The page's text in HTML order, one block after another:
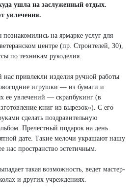
ушла на заслуженный отдых.
увлечения.
на ярмарке услуг для
центре (пр. Строителей, 30),
по техникам рукоделия.
нас привлекли изделия ручной работы
игрушки — из бумаги и
ее увлечений — скрапбукинг (в
книг из вырезок»). С его
сделать поздравительную
Прелестный подарок на день
дате. Такие мелочи украшают нашу
пространство эстетичным.
такая возможность, ведет мастер-
и других учреждениях.